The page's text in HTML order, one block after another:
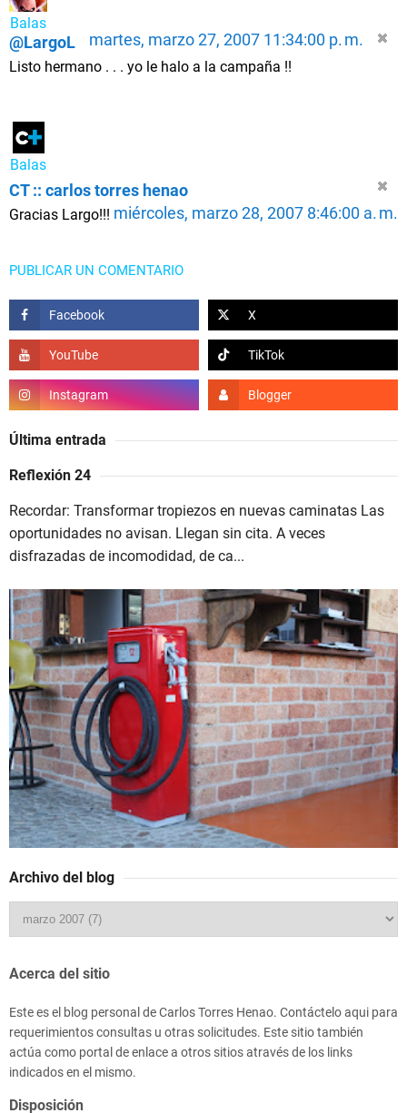
Balas
@LargoL martes, marzo 27, 2007 11:34:00 p. m.
Listo hermano . . . yo le halo a la campaña !!
Balas
CT :: carlos torres henao
miércoles, marzo 28, 2007 8:46:00 a. m.
Gracias Largo!!!
PUBLICAR UN COMENTARIO
Última entrada
Reflexión 24
Recordar: Transformar tropiezos en nuevas caminatas Las
oportunidades no avisan. Llegan sin cita. A veces
disfrazadas de incomodidad, de ca...
Archivo del blog
Acerca del sitio
Este es el blog personal de Carlos Torres Henao. Contáctelo aqui para
requerimientos consultas u otras solicitudes. Este sitio también
actúa como portal de enlace a otros sitios através de los links
indicados en el mismo.
Disposición